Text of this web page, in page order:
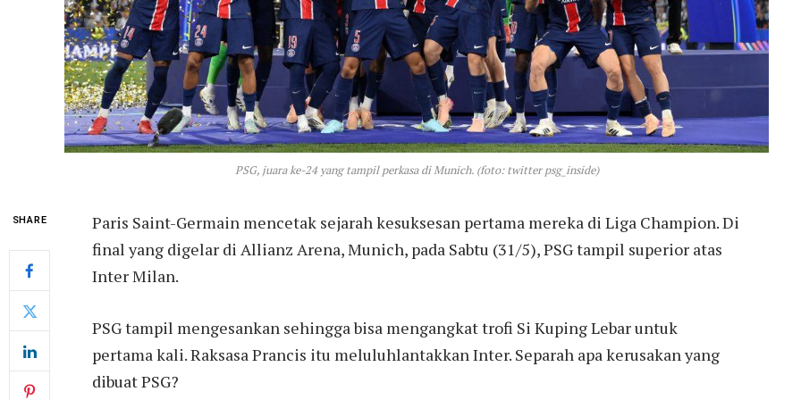
PSG, juara ke-24 yang tampil perkasa di Munich. (foto: twitter psg_inside)
SHARE
Paris Saint-Germain mencetak sejarah kesuksesan pertama mereka di Liga Champion. Di
final yang digelar di Allianz Arena, Munich, pada Sabtu (31/5), PSG tampil superior atas
Inter Milan.
PSG tampil mengesankan sehingga bisa mengangkat trofi Si Kuping Lebar untuk
pertama kali. Raksasa Prancis itu meluluhlantakkan Inter. Separah apa kerusakan yang
dibuat PSG?